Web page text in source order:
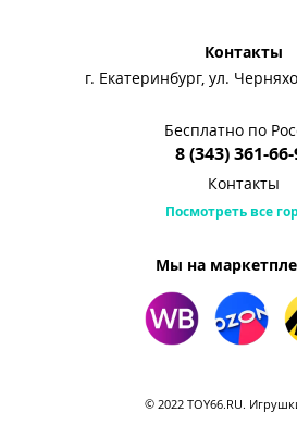
Контакты
г. Екатеринбург, ул.
Бесплатно по
8 (343) 361-
Контакты
Посмотреть все
Мы на
© 2022 TOY66.RU.